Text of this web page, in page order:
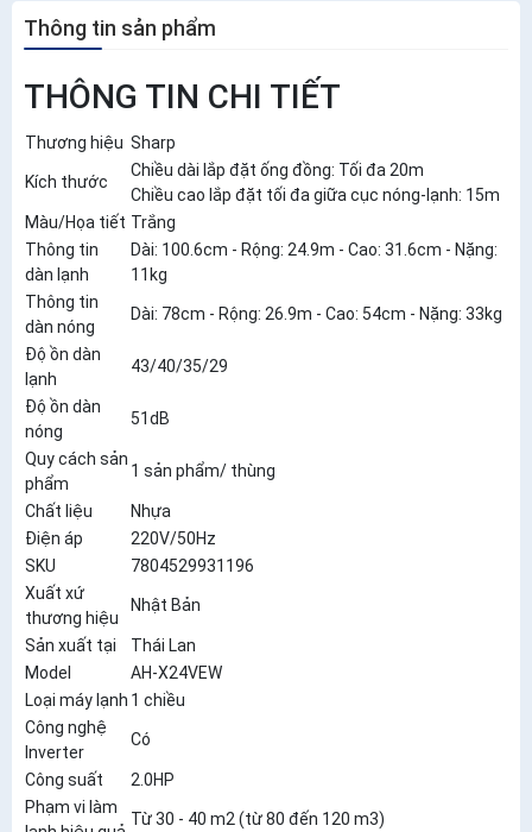
Thông tin sản phẩm
THÔNG TIN CHI TIẾT
Thương hiệu Sharp
Kích thước
Chiều dài lắp đặt ống đồng: Tối đa 20m
Chiều cao lắp đặt tối đa giữa cục nóng-lạnh: 15m
Màu/Họa tiết Trắng
Thông tin
dàn lạnh
Dài: 100.6cm - Rộng: 24.9m - Cao: 31.6cm - Nặng:
11kg
Thông tin
dàn nóng
Dài: 78cm - Rộng: 26.9m - Cao: 54cm - Nặng: 33kg
Độ ồn dàn
lạnh
43/40/35/29
Độ ồn dàn
nóng
51dB
Quy cách sản
phẩm
1 sản phẩm/ thùng
Chất liệu
Nhựa
Điện áp
220V/50Hz
SKU
7804529931196
Xuất xứ
thương hiệu
Nhật Bản
Sản xuất tại
Thái Lan
Model
AH-X24VEW
Loại máy lạnh 1 chiều
Công nghệ
Inverter
Có
Công suất
2.0HP
Phạm vi làm
Từ 30 - 40 m2 (từ 80 đến 120 m3)